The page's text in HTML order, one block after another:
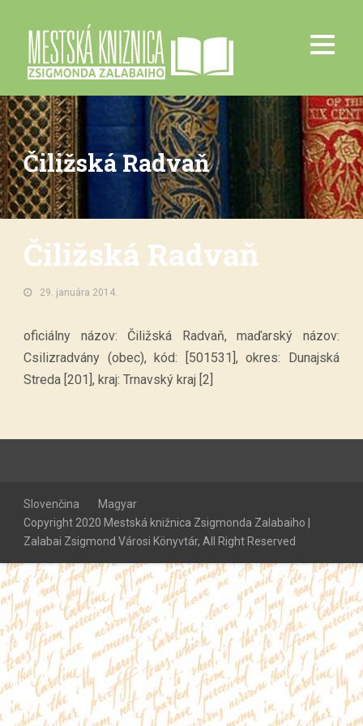
Čiližská Radvaň
Čiližská Radvaň
29. januára 2014.
oficiálny názov: Čiližská Radvaň, maďarský názov:
Csilizradvány (obec), kód: [501531], okres: Dunajská
Streda [201], kraj: Trnavský kraj [2]
Slovenčina
Magyar
Copyright 2020 Mestská knižnica Zsigmonda Zalabaiho |
Zalabai Zsigmond Városi Könyvtár, All Right Reserved